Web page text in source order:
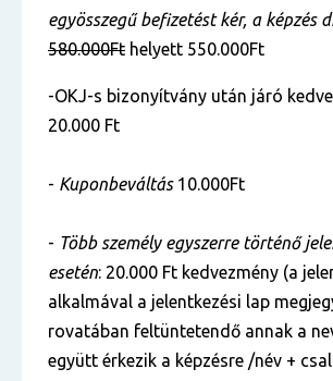
egyösszegű befizetést kér, a képzés
580.000Ft helyett 550.000Ft
-OKJ-s bizonyítvány után járó
20.000 Ft
- Kuponbeváltás10.000Ft
- Több személy egyszerre történő
esetén: 20.000 Ft kedvezmény (a
alkalmával a jelentkezési lap
rovatában feltüntetendő annak a
együtt érkezik a képzésre /név +